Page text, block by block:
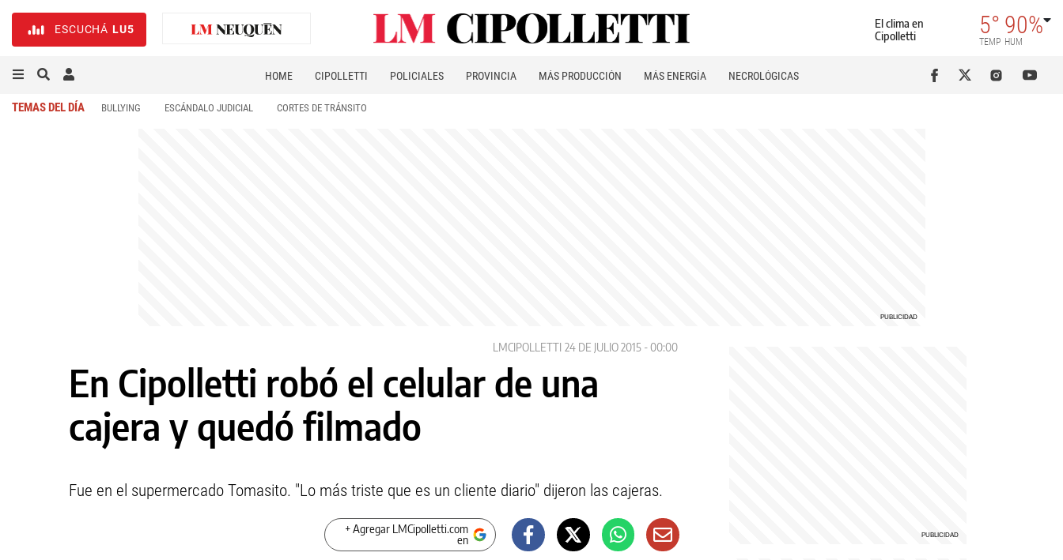
ESCUCHÁ LU5
El clima en
Cipolletti
5°
TEMP
90%
HUM
HOME CIPOLLETTI POLICIALES PROVINCIA MÁS PRODUCCIÓN MÁS ENERGÍA NECROLÓGICAS
TEMAS DEL DÍA BULLYING ESCÁNDALO JUDICIAL CORTES DE TRÁNSITO
LMCIPOLLETTI 24 DE JULIO 2015 - 00:00
En Cipolletti robó el celular de una
cajera y quedó filmado
Fue en el supermercado Tomasito. "Lo más triste que es un cliente diario" dijeron las cajeras.
+ Agregar LMCipolletti.com
en